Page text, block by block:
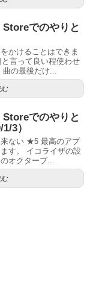
でのやりと
かけることはできま
言って良い程使わせ
の最後だけ...
む
でのやりと
3）
来ない ★5 最高のアプ
す。 イコライザの設
オクターブ...
む